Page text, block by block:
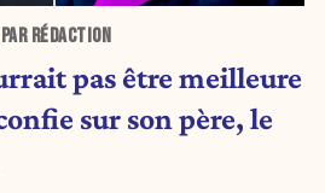
RÉDACTION
pas être meilleure
sur son père, le